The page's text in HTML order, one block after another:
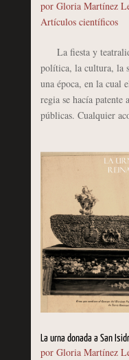
por Gloria Martínez
Artículos científicos
La fiesta y
política, la cultura, la
una época, en la cual
regia se hacía patente
públicas. Cualquier
La urna donada a San
por Gloria Martínez